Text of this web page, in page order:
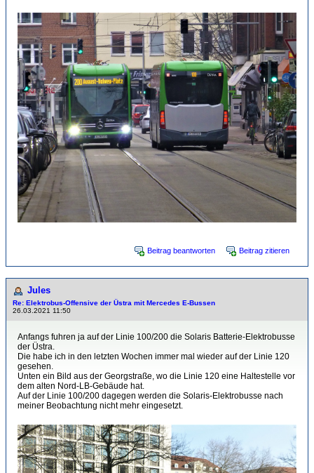
Beitrag beantworten Beitrag zitieren
Jules
Re: Elektrobus-Offensive der Üstra mit Mercedes E-Bussen
26.03.2021 11:50
Anfangs fuhren ja auf der Linie 100/200 die Solaris Batterie-Elektrobusse
der Üstra.
Die habe ich in den letzten Wochen immer mal wieder auf der Linie 120
gesehen.
Unten ein Bild aus der Georgstraße, wo die Linie 120 eine Haltestelle vor
dem alten Nord-LB-Gebäude hat.
Auf der Linie 100/200 dagegen werden die Solaris-Elektrobusse nach
meiner Beobachtung nicht mehr eingesetzt.